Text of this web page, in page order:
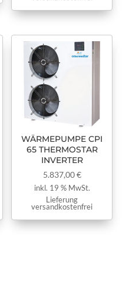
WÄRMEPUMPE CPI
65 THERMOSTAR
INVERTER
5.837,00€
inkl. 19 % MwSt.
Lieferung
versandkostenfrei